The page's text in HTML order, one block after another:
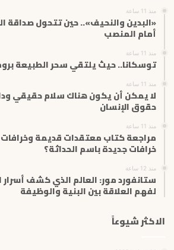
ر
منذ 11 ساعة
«البدين والنحيف».. حين تتحول صداقة
أمام المنصب
منذ 11 ساعة
توسكانا.. حيث يلتقي سحر الطبيعة
منذ 11 ساعة
لا يمكن أن يكون هناك سلام حقيقي
حقوق الإنسان
منذ 11 ساعة
مراجعة كتاب معتقدات قديمة
خرافات جديدة باسم الحداثة؟
منذ 12 ساعة
ستانفورد مور: العالم الذي كشف أسرار
لفهم العلاقة بين البنية والوظيفة
الاكثر شيوعاً